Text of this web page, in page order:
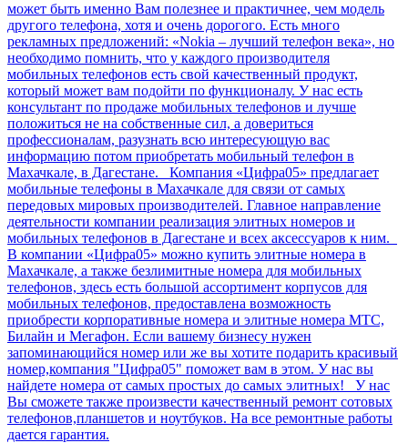
может быть именно Вам полезнее и практичнее, чем модель
другого телефона, хотя и очень дорогого. Есть много
рекламных предложений: «Nokia – лучший телефон века», но
необходимо помнить, что у каждого производителя
мобильных телефонов есть свой качественный продукт,
который может вам подойти по функционалу. У нас есть
консультант по продаже мобильных телефонов и лучше
положиться не на собственные сил, а довериться
профессионалам, разузнать всю интересующую вас
информацию потом приобретать мобильный телефон в
Махачкале, в Дагестане. Компания «Цифра05» предлагает
мобильные телефоны в Махачкале для связи от самых
передовых мировых производителей. Главное направление
деятельности компании реализация элитных номеров и
мобильных телефонов в Дагестане и всех аксессуаров к ним.
В компании «Цифра05» можно купить элитные номера в
Махачкале, а также безлимитные номера для мобильных
телефонов, здесь есть большой ассортимент корпусов для
мобильных телефонов, предоставлена возможность
приобрести корпоративные номера и элитные номера МТС,
Билайн и Мегафон. Если вашему бизнесу нужен
запоминающийся номер или же вы хотите подарить красивый
номер,компания "Цифра05" поможет вам в этом. У нас вы
найдете номера от самых простых до самых элитных! У нас
Вы сможете также произвести качественный ремонт сотовых
телефонов,планшетов и ноутбуков. На все ремонтные работы
дается гарантия.